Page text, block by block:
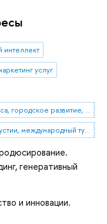
интеллект
услуг
Устойчивое развитие территорий, бизнеса, городское развитие, жилищная политика, демографическая политика.
экономика впечатлений, креативные индустии, международный туризм, развитие территорий, историко-культурное наследие
генеративный
и инновации.